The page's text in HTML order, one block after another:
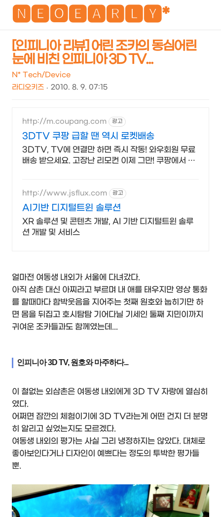
🅽🅴🅾🅴🅰🆁🅻🆈*
[인피니아 리뷰] 어린 조카의 동심어린
눈에 비친 인피니아 3D TV...
N* Tech/Device
라디오키즈
2010. 8. 9. 07:15
http://m.coupang.com 광고
3DTV 쿠팡 급할 땐 역시 로켓배송
3DTV, TV에 연결만 하면 즉시 작동! 와우회원 무료
배송 받으세요. 고장난 리모컨 이제 그만! 쿠팡에서 가
http://www.jsflux.com 광고
AI기반 디지털트윈 솔루션
XR 솔루션 및 콘텐츠 개발, AI 기반 디지털트윈 솔루
션 개발 및 서비스
얼마전 여동생 내외가 서울에 다녀갔다.
아직 삼촌 대신 아찌라고 부르며 내 애를 태우지만 영상 통화
를 할때마다 함박웃음을 지어주는 첫째 원호와 눕히기만 하
면 몸을 뒤집고 호시탐탐 기어다닐 기세인 둘째 지민이까지
귀여운 조카들과도 함께였는데...
인피니아 3D TV, 원호와 마주하다...
이 철없는 외삼촌은 여동생 내외에게 3D TV 자랑에 열심히
였다.
어쩌면 잠깐의 체험이기에 3D TV라는게 어떤 건지 더 분명
히 알리고 싶었는지도 모르겠다.
여동생 내외의 평가는 사실 그리 냉정하지는 않았다. 대체로
좋아보인다거나 디자인이 예쁘다는 정도의 투박한 평가들
뿐.